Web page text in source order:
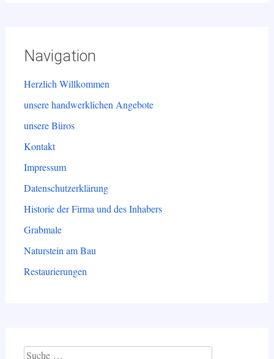
Navigation
Herzlich Willkommen
unsere handwerklichen Angebote
unsere Büros
Kontakt
Impressum
Datenschutzerklärung
Historie der Firma und des Inhabers
Grabmale
Naturstein am Bau
Restaurierungen
Suche